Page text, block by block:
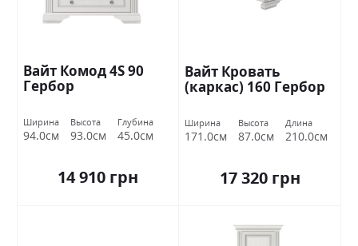
Вайт Комод 4S 90
Гербор
Ширина
94.0см
Высота
93.0см
Глубина
45.0см
14 910 грн
Вайт Кровать
(каркас) 160 Гербор
Ширина
171.0см
Высота
87.0см
Длина
210.0см
17 320 грн